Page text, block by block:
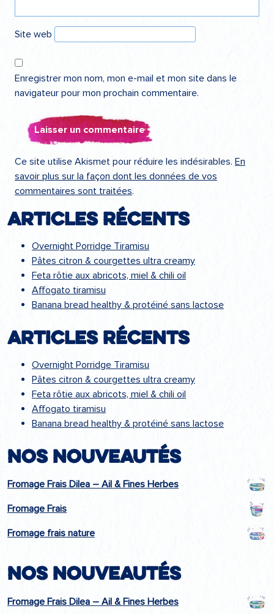
Site web
Enregistrer mon nom, mon e-mail et mon site dans le
navigateur pour mon prochain commentaire.
Ce site utilise Akismet pour réduire les indésirables. En
savoir plus sur la façon dont les données de vos
commentaires sont traitées.
Articles récents
Overnight Porridge Tiramisu
Pâtes citron & courgettes ultra creamy
Feta rôtie aux abricots, miel & chili oil
Affogato tiramisu
Banana bread healthy & protéiné sans lactose
Articles récents
Overnight Porridge Tiramisu
Pâtes citron & courgettes ultra creamy
Feta rôtie aux abricots, miel & chili oil
Affogato tiramisu
Banana bread healthy & protéiné sans lactose
Nos nouveautés
Fromage Frais Dilea – Ail & Fines Herbes
Fromage Frais
Fromage frais nature
Nos nouveautés
Fromage Frais Dilea – Ail & Fines Herbes